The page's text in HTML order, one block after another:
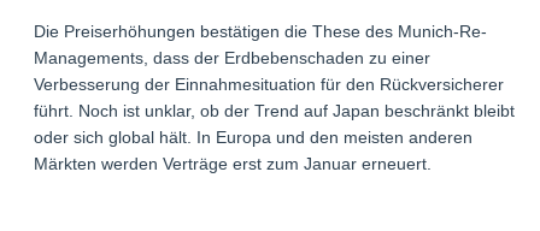
Die Preiserhöhungen bestätigen die These des Munich-Re-
Managements, dass der Erdbebenschaden zu einer
Verbesserung der Einnahmesituation für den Rückversicherer
führt. Noch ist unklar, ob der Trend auf Japan beschränkt bleibt
oder sich global hält. In Europa und den meisten anderen
Märkten werden Verträge erst zum Januar erneuert.